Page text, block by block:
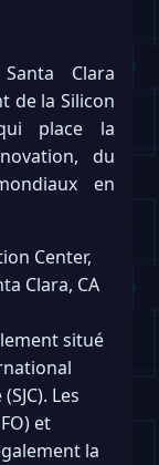
Clara
de la Silicon
place la
du
en
Center,
Clara, CA
situé
Les
et
la